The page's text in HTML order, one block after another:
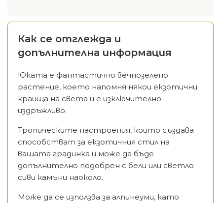
Как се отглежда и
допълнителна информация
Юката е фантастично вечнозелено
растение, което напомня някои екзотични
краища на света и е изключително
издръжливо.
Тропическите настроения, които създава
способстват за екзотичния стил на
вашата градинка и може да бъде
допълнително подобрен с бели или светло
сиви камъни наоколо.
Може да се използва за алпинеуми, като